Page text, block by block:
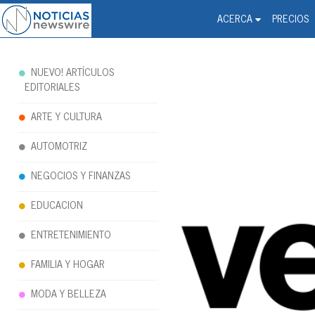
ACERCA PRECIOS
Noticias Newswire -
NUEVO! ARTÍCULOS
EDITORIALES
ARTE Y CULTURA
AUTOMOTRIZ
NEGOCIOS Y FINANZAS
EDUCACION
ENTRETENIMIENTO
FAMILIA Y HOGAR
MODA Y BELLEZA